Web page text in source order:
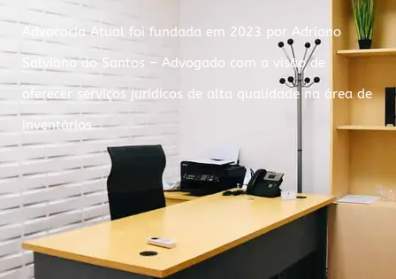
Advocacia Atual foi fundada em 2023 por Adriano
Salviano do Santos – Advogado com a visão de
oferecer serviços jurídicos de alta qualidade na área de
inventários.